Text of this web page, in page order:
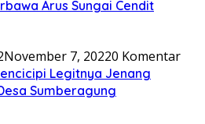
Arus Sungai Cendit
November 7, 20220 Komentar
Legitnya Jenang
Sumberagung